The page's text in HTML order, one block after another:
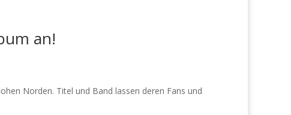
an!
Norden. Titel und Band lassen deren Fans und